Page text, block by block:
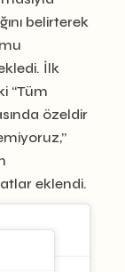
belirterek
İlk
“Tüm
özeldir
eklendi.